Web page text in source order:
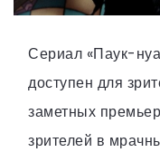
Сериал «Паук-
доступен для
заметных
зрителей в